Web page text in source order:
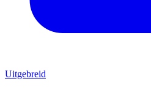
Uitgebreid